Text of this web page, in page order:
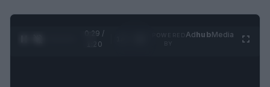
0:30 /
1:20
AdhubMedia